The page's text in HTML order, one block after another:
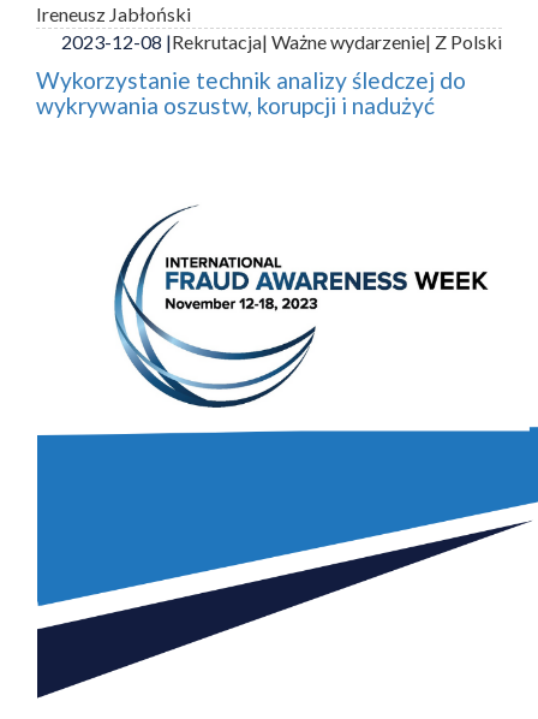
Ireneusz Jabłoński
2023-12-08 |Rekrutacja| Ważne wydarzenie| Z Polski
Wykorzystanie technik analizy śledczej do
wykrywania oszustw, korupcji i nadużyć